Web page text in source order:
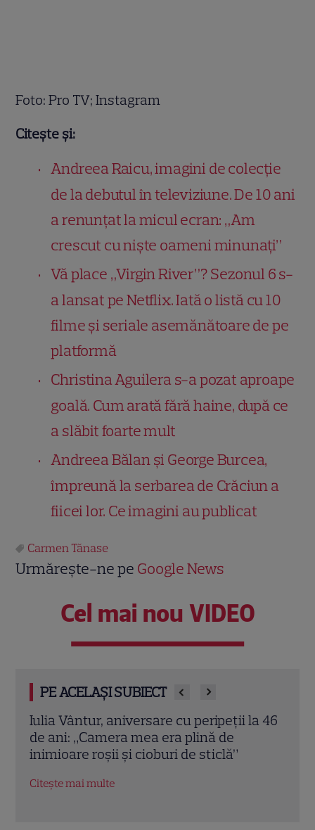
Foto: Pro TV; Instagram
Citește și:
Andreea Raicu, imagini de colecție
de la debutul în televiziune. De 10 ani
a renunțat la micul ecran: „Am
crescut cu niște oameni minunați”
Vă place „Virgin River”? Sezonul 6 s-
a lansat pe Netflix. Iată o listă cu 10
filme și seriale asemănătoare de pe
platformă
Christina Aguilera s-a pozat aproape
goală. Cum arată fără haine, după ce
a slăbit foarte mult
Andreea Bălan și George Burcea,
împreună la serbarea de Crăciun a
fiicei lor. Ce imagini au publicat
Carmen Tănase
Urmărește-ne pe Google News
Cel mai nou VIDEO
PE ACELAȘI SUBIECT
la 46 EXCLUSIV. Alexandra Tudor dezvăluie ce
face fiica ei când ajunge în redacția
Antena 1 și unde au plecat în vacanță
Citește mai multe